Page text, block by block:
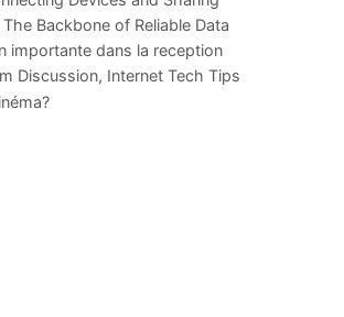
Backbone of Reliable Data
importante dans la reception
Discussion, Internet Tech Tips